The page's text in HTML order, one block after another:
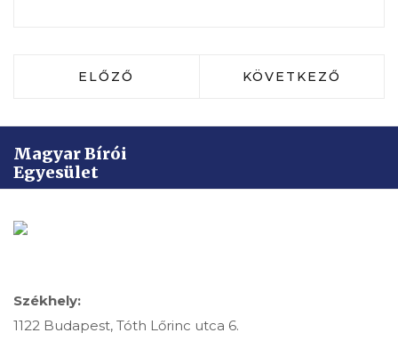
ELŐZŐ CIKK: A MABIE FELHÍVÁSÁNAK
ELŐZŐ KÖVETKEZŐ CIKK:
KÖVETKEZŐ
Magyar Bírói
Egyesület
Székhely:
1122 Budapest, Tóth Lőrinc utca 6.